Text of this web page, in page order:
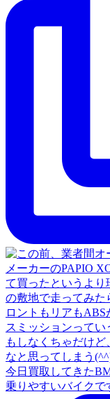
今日買取してきた
乗りやすいバイクで